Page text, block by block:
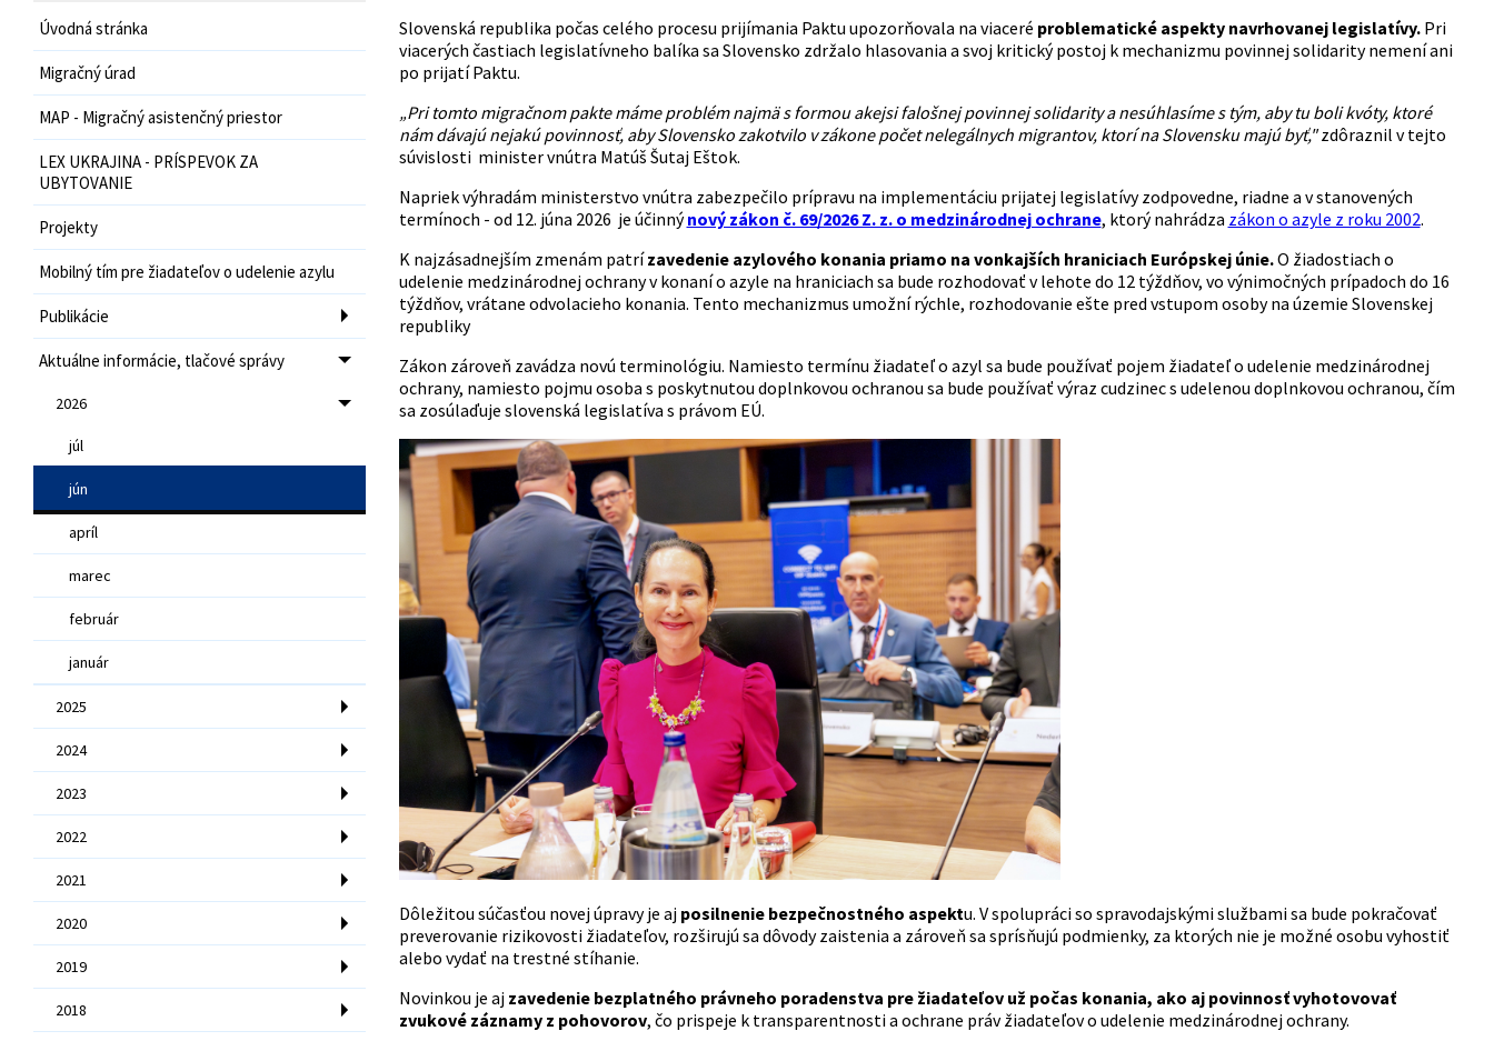
Úvodná stránka
Migračný úrad
MAP - Migračný asistenčný priestor
LEX UKRAJINA - PRÍSPEVOK ZA
UBYTOVANIE
Projekty
Mobilný tím pre žiadateľov o udelenie azylu
Publikácie
Aktuálne informácie, tlačové správy
2026
júl
jún
apríl
marec
február
január
2025
2024
2023
2022
2021
2020
2019
2018
Slovenská republika počas celého procesu prijímania Paktu upozorňovala na viaceré problematické aspekty navrhovanej legislatívy.Pri
viacerých častiach legislatívneho balíka sa Slovensko zdržalo hlasovania a svoj kritický postoj k mechanizmu povinnej solidarity nemení ani
po prijatí Paktu.
„Pri tomto migračnom pakte máme problém najmä s formou akejsi falošnej povinnej solidarity a nesúhlasíme s tým, aby tu boli kvóty, ktoré
nám dávajú nejakú povinnosť, aby Slovensko zakotvilo v zákone počet nelegálnych migrantov, ktorí na Slovensku majú byť,"zdôraznil v tejto
súvislosti minister vnútra Matúš Šutaj Eštok.
Napriek výhradám ministerstvo vnútra zabezpečilo prípravu na implementáciu prijatej legislatívy zodpovedne, riadne a v stanovených
termínoch - od 12. júna 2026 je účinnýnový zákon č. 69/2026 Z. z. o medzinárodnej ochrane, ktorý nahrádza zákon o azyle z roku 2002.
K najzásadnejším zmenám patrízavedenie azylového konania priamo na vonkajších hraniciach Európskej únie.O žiadostiach o
udelenie medzinárodnej ochrany v konaní o azyle na hraniciach sa bude rozhodovať v lehote do 12 týždňov, vo výnimočných prípadoch do 16
týždňov, vrátane odvolacieho konania. Tento mechanizmus umožní rýchle, rozhodovanie ešte pred vstupom osoby na územie Slovenskej
republiky
Zákon zároveň zavádza novú terminológiu. Namiesto termínu žiadateľ o azyl sa bude používať pojem žiadateľ o udelenie medzinárodnej
ochrany, namiesto pojmu osoba s poskytnutou doplnkovou ochranou sa bude používať výraz cudzinec s udelenou doplnkovou ochranou, čím
sa zosúlaďuje slovenská legislatíva s právom EÚ.
Dôležitou súčasťou novej úpravy je aj posilnenie bezpečnostného aspektu. V spolupráci so spravodajskými službami sa bude pokračovať
preverovanie rizikovosti žiadateľov, rozširujú sa dôvody zaistenia a zároveň sa sprísňujú podmienky, za ktorých nie je možné osobu vyhostiť
alebo vydať na trestné stíhanie.
Novinkou je aj zavedenie bezplatného právneho poradenstva pre žiadateľov už počas konania, ako aj povinnosť vyhotovovať
zvukové záznamy z pohovorov, čo prispeje k transparentnosti a ochrane práv žiadateľov o udelenie medzinárodnej ochrany.